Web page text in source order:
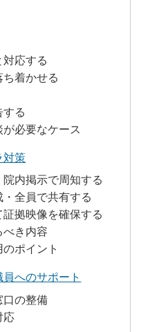
応する
着かせる
する
必要なケース
対策
内掲示で周知する
全員で共有する
拠映像を確保する
べき内容
ポイント
へのサポート
口の整備
応